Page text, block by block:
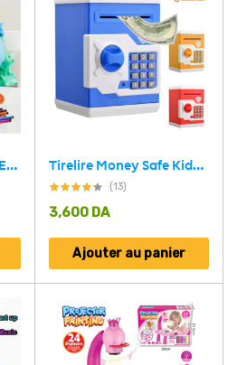
Projecteur à LED pour Enfant avec Table de Dessin Artistique Tirelire Money Safe Kids avec serrure électronique
(13)
3,600 DA
Ajouter au panier